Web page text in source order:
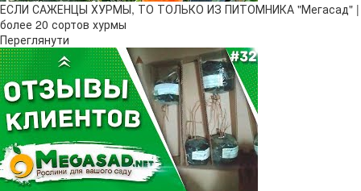
ЕСЛИ САЖЕНЦЫ ХУРМЫ, ТО ТОЛЬКО ИЗ ПИТОМНИКА "Мегасад" |
более 20 сортов хурмы
Переглянути